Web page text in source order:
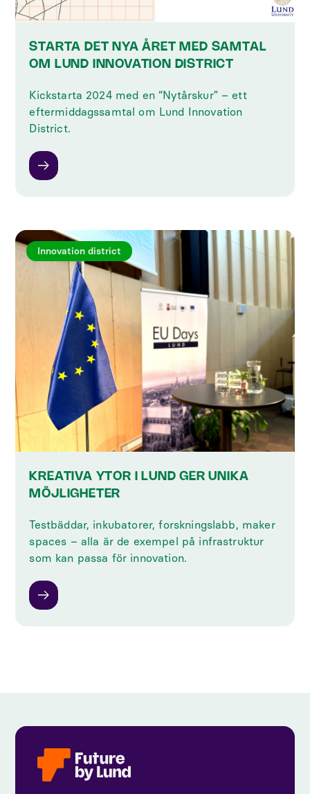
STARTA DET NYA ÅRET MED SAMTAL
OM LUND INNOVATION DISTRICT
Kickstarta 2024 med en “Nytårskur” – ett
eftermiddagssamtal om Lund Innovation
District.
Innovation district
KREATIVA YTOR I LUND GER UNIKA
MÖJLIGHETER
‍Testbäddar, inkubatorer, forskningslabb, maker
spaces – alla är de exempel på infrastruktur
som kan passa för innovation.